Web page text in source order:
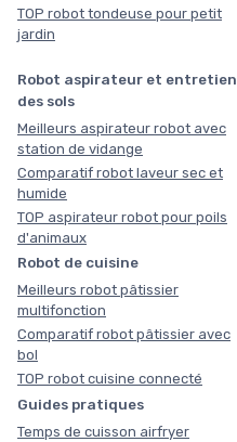
TOP robot tondeuse pour petit
jardin
Robot aspirateur et entretien
des sols
Meilleurs aspirateur robot avec
station de vidange
Comparatif robot laveur sec et
humide
TOP aspirateur robot pour poils
d'animaux
Robot de cuisine
Meilleurs robot pâtissier
multifonction
Comparatif robot pâtissier avec
bol
TOP robot cuisine connecté
Guides pratiques
Temps de cuisson airfryer